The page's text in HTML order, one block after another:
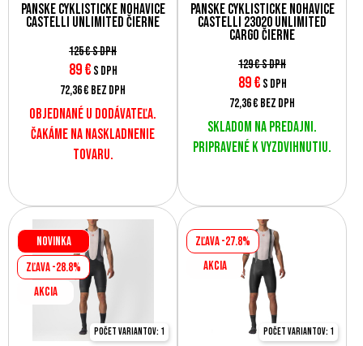
Pánske cyklistické nohavice
Castelli UNLIMITED čierne
125 €s DPH
89€ s DPH
72,36 € bez DPH
Objednané u dodávateľa.
Čakáme na naskladnenie
tovaru.
Pánske cyklistické nohavice
Castelli 23020 UNLIMITED
CARGO čierne
129 €s DPH
89€ s DPH
72,36 € bez DPH
Skladom na predajni.
Pripravené k vyzdvihnutiu.
Novinka
Zľava -28.8%
AKCIA
Počet variantov: 1
Zľava -27.8%
AKCIA
Počet variantov: 1